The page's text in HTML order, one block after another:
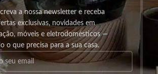
a nossa newsletter e receba
exclusivas, novidades em
móveis e eletrodomésticos —
o que precisa para a sua casa.